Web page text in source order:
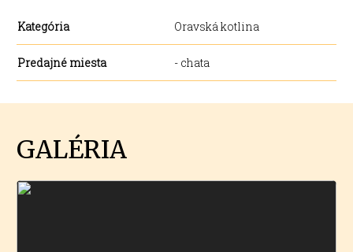
Kategória Oravská kotlina
Predajné miesta - chata
GALÉRIA